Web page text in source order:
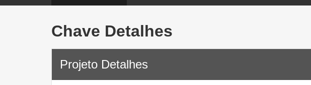
Chave Detalhes
Projeto Detalhes